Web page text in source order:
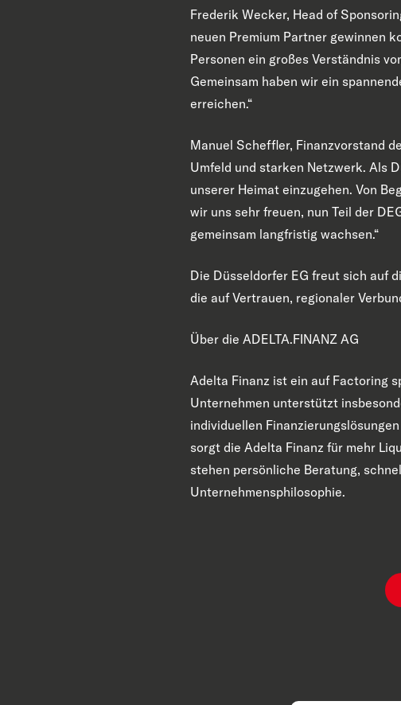
Frederik Wecker, Head of
neuen Premium Partner gewinnen
Personen ein großes Verständnis
Gemeinsam haben wir ein
erreichen.“
Manuel Scheffler, Finanzvorstand
Umfeld und starken Netzwerk. Als
unserer Heimat einzugehen. Von
wir uns sehr freuen, nun Teil der
gemeinsam langfristig wachsen.“
Die Düsseldorfer EG freut sich auf
die auf Vertrauen, regionaler
Über die ADELTA.FINANZ AG
Adelta Finanz ist ein auf Factoring
Unternehmen unterstützt
individuellen
sorgt die Adelta Finanz für mehr
stehen persönliche Beratung,
Unternehmensphilosophie.